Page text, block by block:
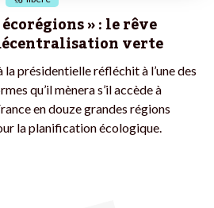
» : le rêve
verte
présidentielle réfléchit à l’une des
qu’il mènera s’il accède à
en douze grandes régions
la planification écologique.